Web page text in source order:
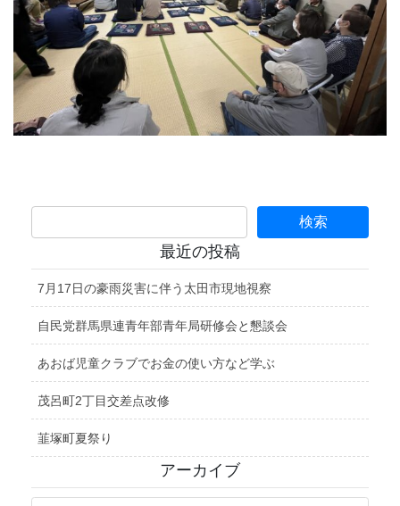
最近の投稿
7月17日の豪雨災害に伴う太田市現地視察
自民党群馬県連青年部青年局研修会と懇談会
あおば児童クラブでお金の使い方など学ぶ
茂呂町2丁目交差点改修
韮塚町夏祭り
アーカイブ
ア